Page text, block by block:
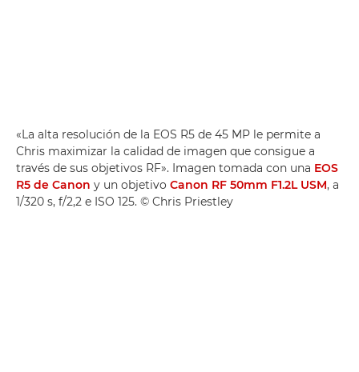
«La alta resolución de la EOS R5 de 45 MP le permite a
Chris maximizar la calidad de imagen que consigue a
través de sus objetivos RF». Imagen tomada con una EOS
R5 de Canon y un objetivo Canon RF 50mm F1.2L USM, a
1/320 s, f/2,2 e ISO 125. © Chris Priestley